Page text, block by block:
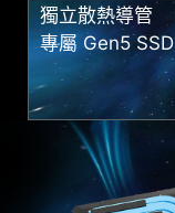
獨立散熱導管
專屬 Gen5 SSD